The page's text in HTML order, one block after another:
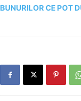
BUNURILOR CE POT